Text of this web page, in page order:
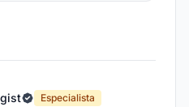
Especialista